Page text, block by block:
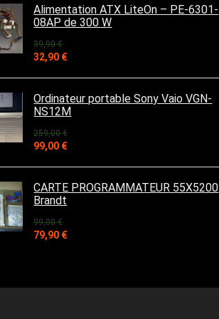
était :
19,90 €.
est :
15,90 €.
Alimentation ATX LiteOn – PE-6301-
08AP de 300 W
39,90€
Le
initial
était :
39,90 €.
32,90 €Le
actuel
est :
32,90 €.
Ordinateur portable Sony Vaio VGN-
NS12M
259,00€
Le
initial
était :
259,00 €.
99,00 €Le
actuel
est :
99,00 €.
CARTE PROGRAMMATEUR 55X5200
Brandt
99,00€
Le
99,00 €.
79,90 €Le
79,90 €.